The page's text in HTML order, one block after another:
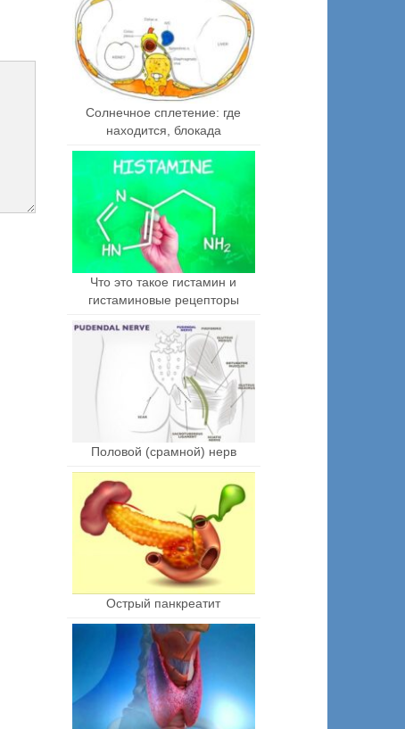
Солнечное сплетение: где
находится, блокада
Что это такое гистамин и
гистаминовые рецепторы
Половой (срамной) нерв
Острый панкреатит